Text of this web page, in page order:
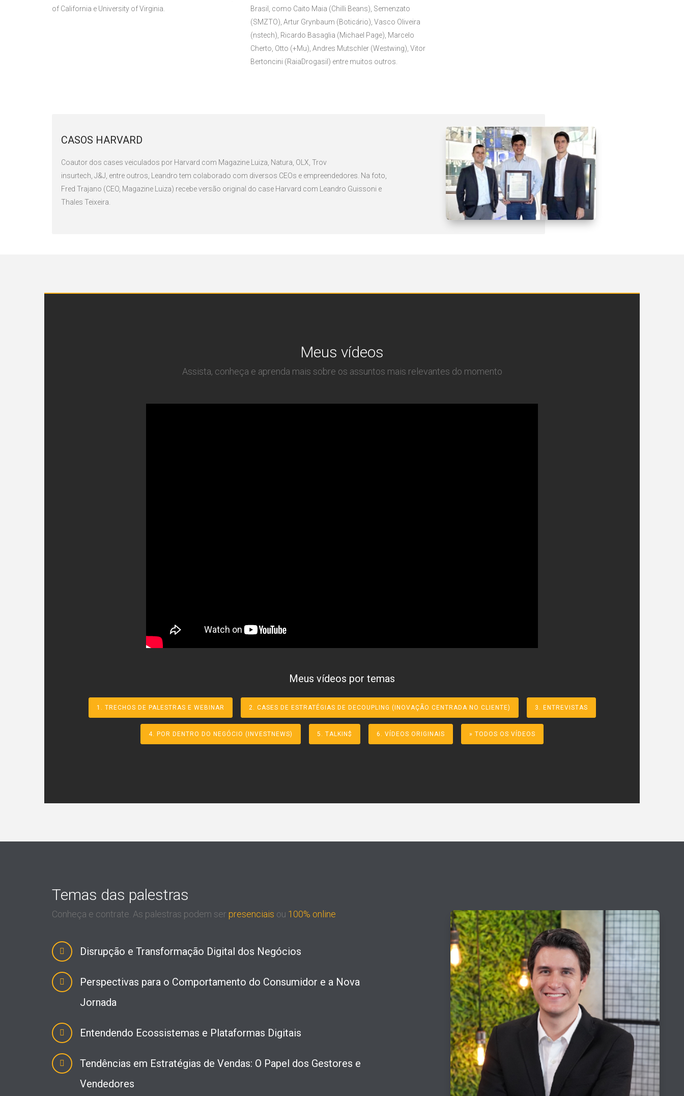
of California e University of Virginia.
Brasil, como Caito Maia (Chilli Beans), Semenzato
(SMZTO), Artur Grynbaum (Boticário), Vasco Oliveira
(nstech), Ricardo Basaglia (Michael Page), Marcelo
Cherto, Otto (+Mu), Andres Mutschler (Westwing), Vitor
Bertoncini (RaiaDrogasil) entre muitos outros.
CASOS HARVARD
Coautor dos cases veiculados por Harvard com Magazine Luiza, Natura, OLX, Trov
insurtech, J&J, entre outros, Leandro tem colaborado com diversos CEOs e empreendedores. Na foto,
Fred Trajano (CEO, Magazine Luiza) recebe versão original do case Harvard com Leandro Guissoni e
Thales Teixeira.
Meus vídeos
Assista, conheça e aprenda mais sobre os assuntos mais relevantes do momento
Meus vídeos por temas
1. TRECHOS DE PALESTRAS E WEBINAR 2. CASES DE ESTRATÉGIAS DE DECOUPLING (INOVAÇÃO CENTRADA NO CLIENTE) 3. ENTREVISTAS
4. POR DENTRO DO NEGÓCIO (INVESTNEWS) 5. TALKIN$ 6. VÍDEOS ORIGINAIS » TODOS OS VÍDEOS
Temas das palestras
Conheça e contrate. As palestras podem ser presenciais ou 100% online
Disrupção e Transformação Digital dos Negócios
Perspectivas para o Comportamento do Consumidor e a Nova
Jornada
Entendendo Ecossistemas e Plataformas Digitais
Tendências em Estratégias de Vendas: O Papel dos Gestores e
Vendedores